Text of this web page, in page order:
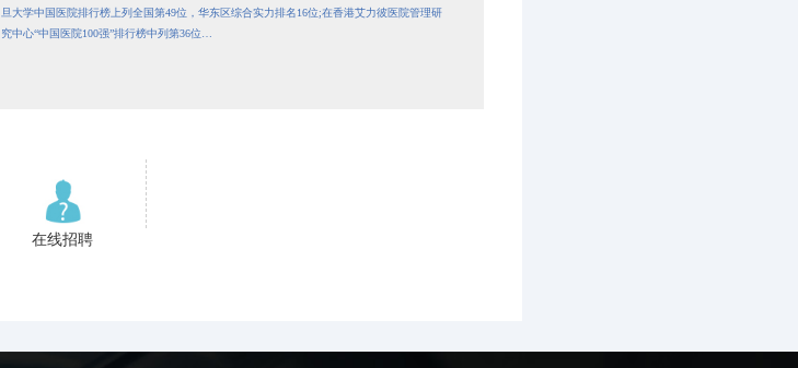
旦大学中国医院排行榜上列全国第49位，华东区综合实力排名16位;在香港艾力彼医院管理研
究中心“中国医院100强”排行榜中列第36位…
在线招聘